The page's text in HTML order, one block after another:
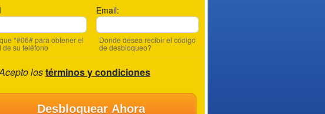
*#06# para obtener el
de su teléfono
Email:
Donde desea recibir el código
de desbloqueo?
lostérminos y condiciones
Desbloquear Ahora